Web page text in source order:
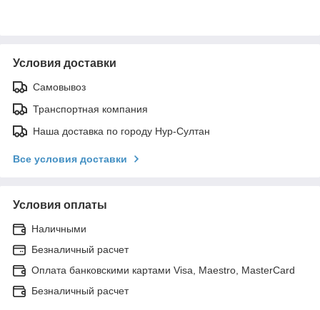
Условия доставки
Самовывоз
Транспортная компания
Наша доставка по городу Нур-Султан
Все условия доставки
Условия оплаты
Наличными
Безналичный расчет
Оплата банковскими картами Visa, Maestro, MasterCard
Безналичный расчет